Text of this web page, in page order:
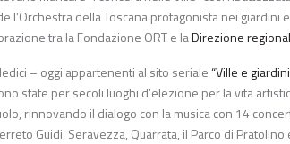
l’Orchestra della Toscanaprotagonista nei giardini
tra la Fondazione ORT e laDirezione
– oggi appartenenti al sito seriale“Ville e
state per secoli luoghi d’elezione per la vita
rinnovando il dialogo con la musica con 14
Guidi, Seravezza, Quarrata, il Parco di